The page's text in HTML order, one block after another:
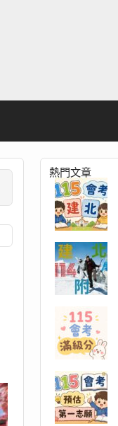
熱門文章